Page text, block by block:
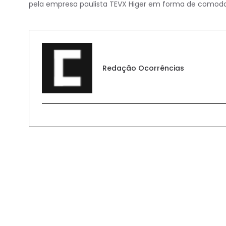
pela empresa paulista TEVX Higer em forma de
Redação Ocorrências